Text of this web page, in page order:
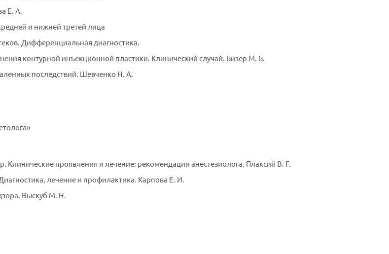
Е. А.
и нижней третей лица
Дифференциальная диагностика.
контурной инъекционной пластики. Клинический случай. Бизер М. Б.
последствий. Шевченко Н. А.
проявления и лечение: рекомендации анестезиолога. Плаксий В. Г.
лечение и профилактика. Карпова Е. И.
Выскуб М. Н.